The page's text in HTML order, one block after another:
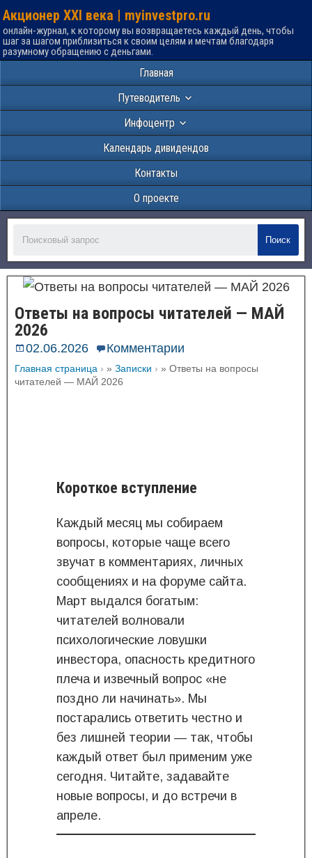
Акционер XXI века | myinvestpro.ru
онлайн-журнал, к которому вы возвращаетесь каждый день, чтобы
шаг за шагом приблизиться к своим целям и мечтам благодаря
разумному обращению с деньгами.
Главная
Путеводитель
Инфоцентр
Календарь дивидендов
Контакты
О проекте
Поиск
Ответы на вопросы читателей — МАЙ
2026
02.06.2026 Комментарии
Главная страница » Записки » Ответы на вопросы
читателей — МАЙ 2026
Короткое вступление
Каждый месяц мы собираем
вопросы, которые чаще всего
звучат в комментариях, личных
сообщениях и на форуме сайта.
Март выдался богатым:
читателей волновали
психологические ловушки
инвестора, опасность кредитного
плеча и извечный вопрос «не
поздно ли начинать». Мы
постарались ответить честно и
без лишней теории — так, чтобы
каждый ответ был применим уже
сегодня. Читайте, задавайте
новые вопросы, и до встречи в
апреле.